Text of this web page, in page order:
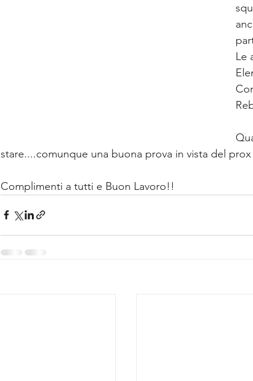
Le
stare....comunque una buona prova in vista del
Complimenti a tutti e Buon Lavoro!!